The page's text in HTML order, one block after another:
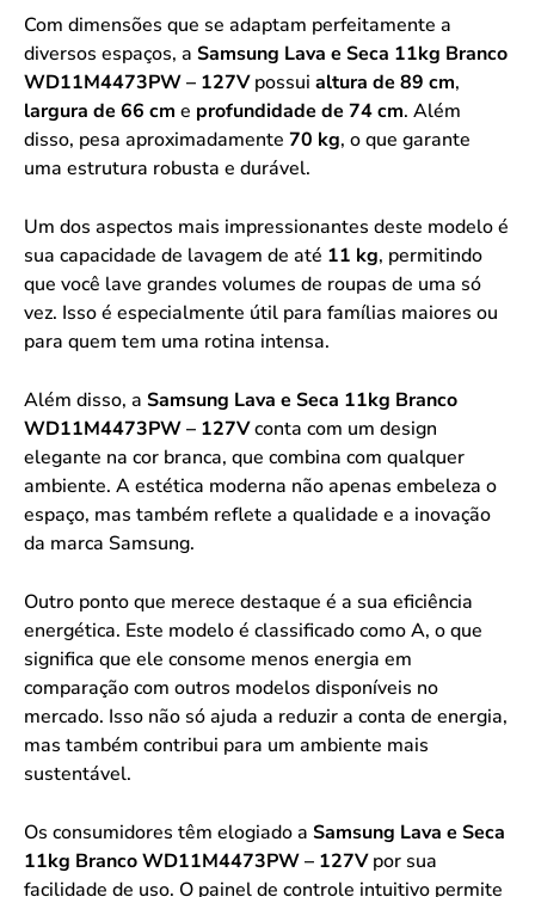
Com dimensões que se adaptam perfeitamente a
diversos espaços, a Samsung Lava e Seca 11kg Branco
WD11M4473PW – 127Vpossui altura de 89 cm,
largura de 66 cm e profundidade de 74 cm. Além
disso, pesa aproximadamente 70 kg, o que garante
uma estrutura robusta e durável.
Um dos aspectos mais impressionantes deste modelo é
sua capacidade de lavagem de até 11 kg, permitindo
que você lave grandes volumes de roupas de uma só
vez. Isso é especialmente útil para famílias maiores ou
para quem tem uma rotina intensa.
Além disso, a Samsung Lava e Seca 11kg Branco
WD11M4473PW – 127Vconta com um design
elegante na cor branca, que combina com qualquer
ambiente. A estética moderna não apenas embeleza o
espaço, mas também reflete a qualidade e a inovação
da marca Samsung.
Outro ponto que merece destaque é a sua eficiência
energética. Este modelo é classificado como A, o que
significa que ele consome menos energia em
comparação com outros modelos disponíveis no
mercado. Isso não só ajuda a reduzir a conta de energia,
mas também contribui para um ambiente mais
sustentável.
Os consumidores têm elogiado a Samsung Lava e Seca
11kg Branco WD11M4473PW – 127Vpor sua
facilidade de uso. O painel de controle intuitivo permite